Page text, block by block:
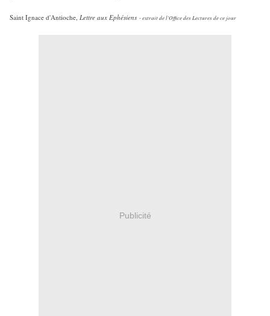
Saint Ignace d'Antioche, Lettre aux Ephésiens - extrait de l'Office des Lectures de ce jour
Publicité